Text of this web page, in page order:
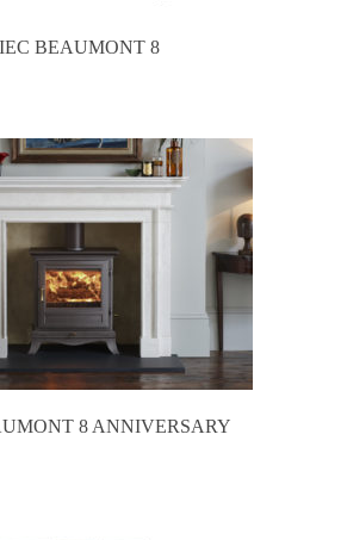
BEAUMONT 8
8 ANNIVERSARY